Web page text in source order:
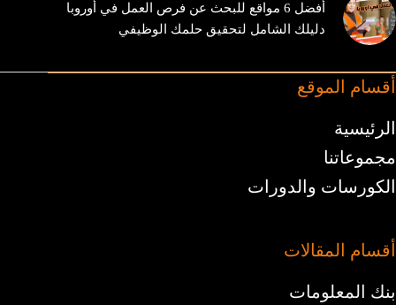
أفضل 6 مواقع للبحث عن فرص العمل في أوروبا
دليلك الشامل لتحقيق حلمك الوظيفي
أقسام الموقع
الرئيسية
مجموعاتنا
الكورسات والدورات
أقسام المقالات
بنك المعلومات